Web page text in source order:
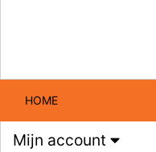
HOME
Mijn account